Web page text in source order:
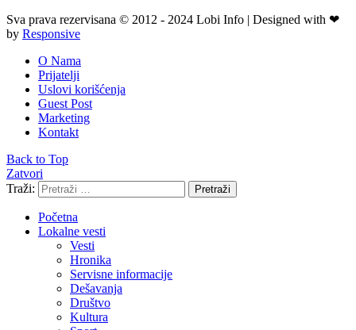
Sva prava rezervisana © 2012 - 2024 Lobi Info | Designed with ❤
by Responsive
O Nama
Prijatelji
Uslovi korišćenja
Guest Post
Marketing
Kontakt
Back to Top
Zatvori
Traži:
Pretraži
Početna
Lokalne vesti
Vesti
Hronika
Servisne informacije
Dešavanja
Društvo
Kultura